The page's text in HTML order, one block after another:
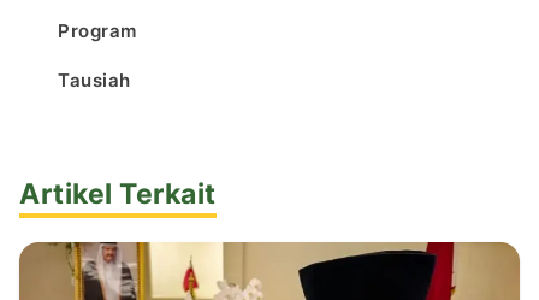
Program
Tausiah
Artikel Terkait